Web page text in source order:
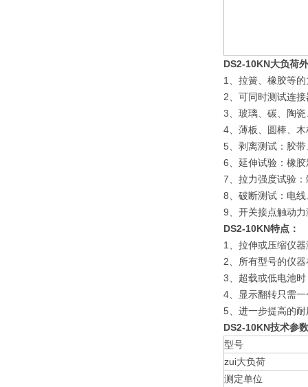
DS2-10KN大负荷
1、拉簧、橡胶等
2、可同时测试连
3、玻璃、碳、陶
4、薄板、圆棒、
5、剥离测试：胶
6、延伸试验：橡
7、拉力强度试验
8、破断测试：电
9、开关接点触动
DS2-10KN特点：
1、拉伸或压缩仪
2、所有型号的仪
3、超载或低电池
4、显示翻转只需
5、进一步提高的
DS2-10KN技术参
型号
zui大负荷
测定单位